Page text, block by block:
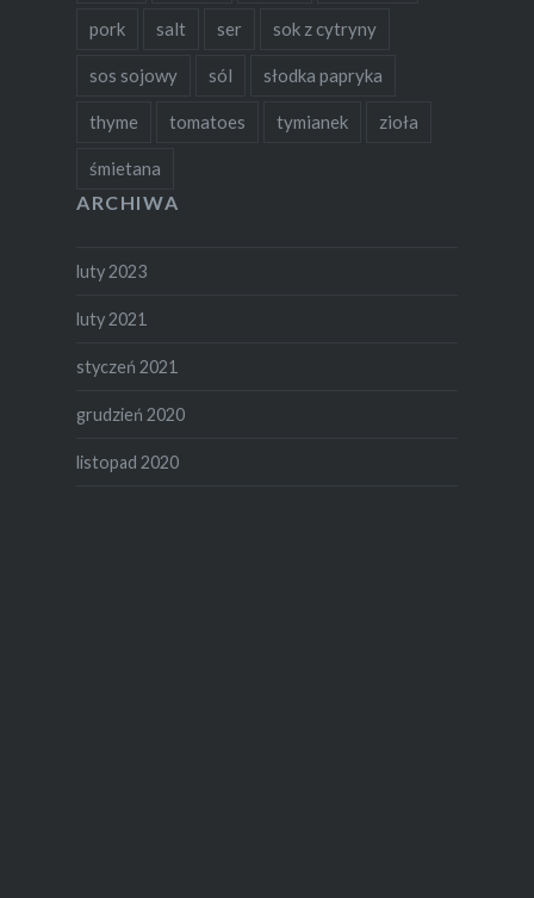
pork salt ser sok z cytryny
sos sojowy sól słodka papryka
thyme tomatoes tymianek zioła
śmietana
ARCHIWA
luty 2023
luty 2021
styczeń 2021
grudzień 2020
listopad 2020